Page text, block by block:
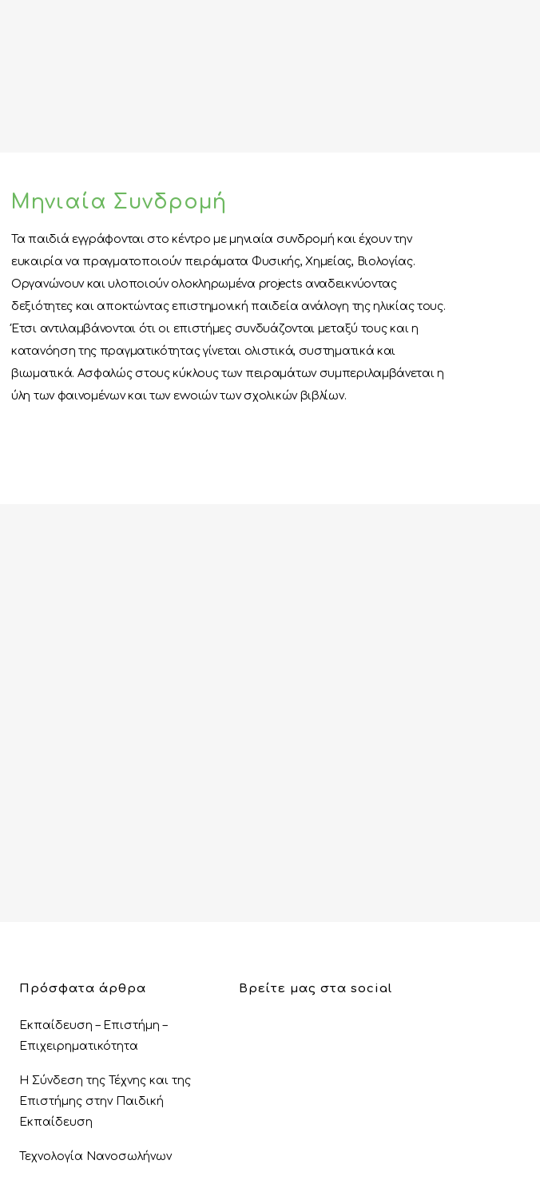
Μηνιαία Συνδρομή
Τα παιδιά εγγράφονται στο κέντρο με μηνιαία συνδρομή και έχουν την
ευκαιρία να πραγματοποιούν πειράματα Φυσικής, Χημείας, Βιολογίας.
Οργανώνουν και υλοποιούν ολοκληρωμένα projects αναδεικνύοντας
δεξιότητες και αποκτώντας επιστημονική παιδεία ανάλογη της ηλικίας τους.
Έτσι αντιλαμβάνονται ότι οι επιστήμες συνδυάζονται μεταξύ τους και η
κατανόηση της πραγματικότητας γίνεται ολιστικά, συστηματικά και
βιωματικά. Ασφαλώς στους κύκλους των πειραμάτων συμπεριλαμβάνεται η
ύλη των φαινομένων και των εννοιών των σχολικών βιβλίων.
Πρόσφατα άρθρα
Εκπαίδευση – Επιστήμη –
Επιχειρηματικότητα
Η Σύνδεση της Τέχνης και της
Επιστήμης στην Παιδική
Εκπαίδευση
Τεχνολογία Νανοσωλήνων
Βρείτε μας στα social